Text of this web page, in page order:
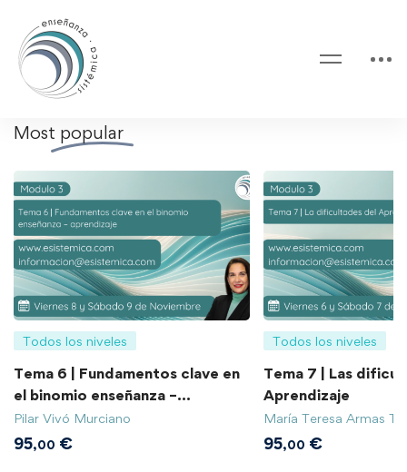
Most popular
Todos los niveles
Tema 6 | Fundamentos clave en
el binomio enseñanza –
aprendizaje
Pilar Vivó Murciano
95,00 €
Todos los niveles
Tema 7 | Las
Aprendizaje
María Teresa Armas
95,00 €